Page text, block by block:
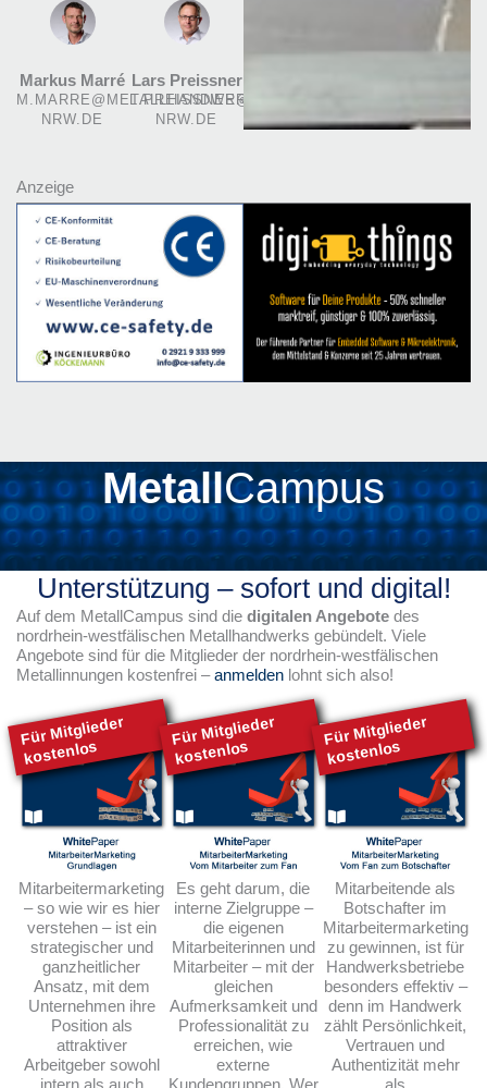
Markus Marré
M.MARRE@METALLHANDWERK-
NRW.DE
Lars Preissner
L.PREISSNER@METALLHANDWERK-
NRW.DE
Anzeige
MetallCampus
Unterstützung – sofort und digital!
Auf dem MetallCampus sind die digitalen Angebotedes
nordrhein-westfälischen Metallhandwerks gebündelt. Viele
Angebote sind für die Mitglieder der nordrhein-westfälischen
Metallinnungen kostenfrei –anmeldenlohnt sich also!
Mitarbeitermarketing
– so wie wir es hier
verstehen – ist ein
strategischer und
ganzheitlicher
Ansatz, mit dem
Unternehmen ihre
Position als
attraktiver
Arbeitgeber sowohl
Es geht darum, die
interne Zielgruppe –
die eigenen
Mitarbeiterinnen und
Mitarbeiter – mit der
gleichen
Aufmerksamkeit und
Professionalität zu
erreichen, wie
externe
Mitarbeitende als
Botschafter im
Mitarbeitermarketing
zu gewinnen, ist für
Handwerksbetriebe
besonders effektiv –
denn im Handwerk
zählt Persönlichkeit,
Vertrauen und
Authentizität mehr